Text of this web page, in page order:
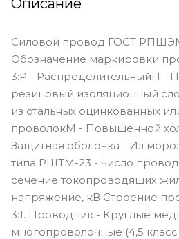
Описание
Силовой провод ГОСТ
Обозначение маркировки
3:Р - РаспределительныйП -
резиновый изоляционный
из стальных оцинкованных
проволокМ - Повышенной
Защитная оболочка - Из
типа РШТМ-23 - число
сечение токопроводящих
напряжение, кВ Строение
3:1. Проводник - Круглые
многопроволочные (4,5